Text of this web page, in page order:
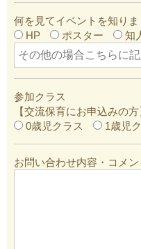
何を見てイベントを知りま
HP
ポスター 知
参加クラス
【交流保育にお申込みの方
0歳児クラス
1歳児
お問い合わせ内容・コメン